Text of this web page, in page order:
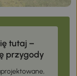
przygody